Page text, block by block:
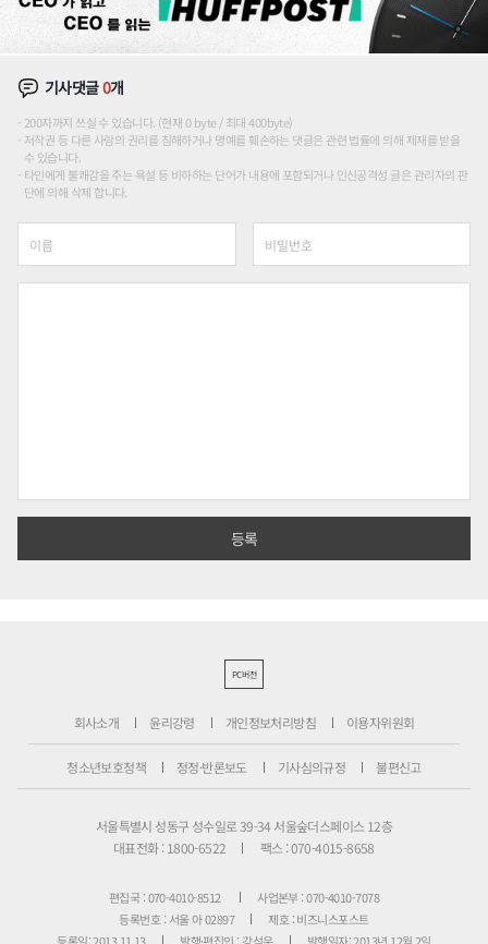
기사댓글0개
200자까지 쓰실 수 있습니다. (현재 0 byte / 최대 400byte)
저작권 등 다른 사람의 권리를 침해하거나 명예를 훼손하는 댓글은 관련 법률에 의해 제재를 받을
수 있습니다.
타인에게 불쾌감을 주는 욕설 등 비하하는 단어가 내용에 포함되거나 인신공격성 글은 관리자의 판
단에 의해 삭제 합니다.
PC버전
회사소개 윤리강령 개인정보처리방침 이용자위원회
청소년보호정책 정정·반론보도 기사심의규정 불편신고
서울특별시 성동구 성수일로 39-34 서울숲더스페이스 12층
대표전화 : 1800-6522
팩스 : 070-4015-8658
편집국 : 070-4010-8512
사업본부 : 070-4010-7078
등록번호 : 서울 아 02897
제호 : 비즈니스포스트